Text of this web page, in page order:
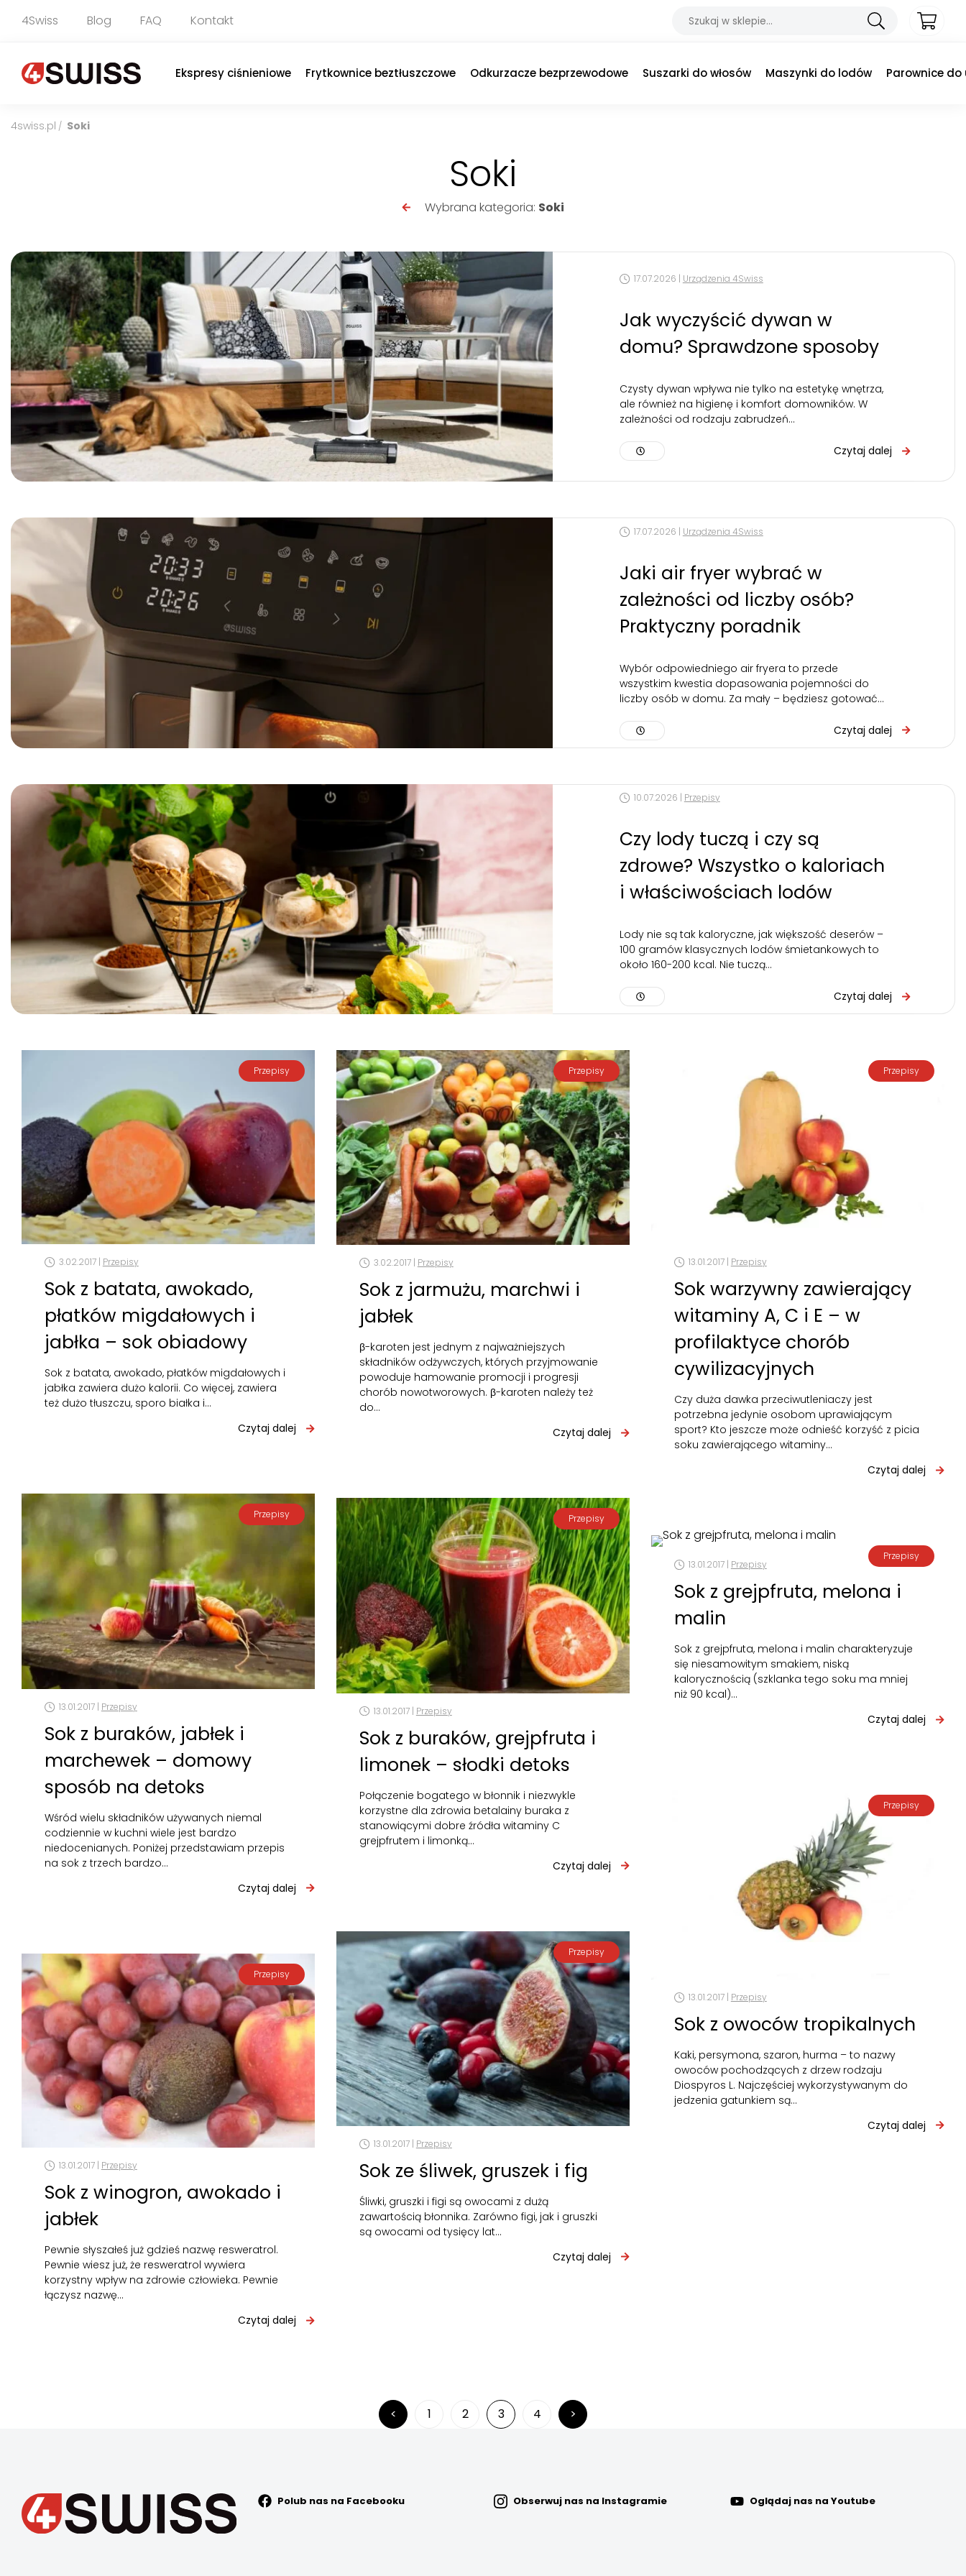
4Swiss Blog FAQ Kontakt
Ekspresy ciśnieniowe Frytkownice beztłuszczowe Odkurzacze bezprzewodowe Suszarki do włosów Maszynki do lodów Parownice
4swiss.pl / Soki
Soki
Wybrana kategoria: Soki
17.07.2026 | Urządzenia 4Swiss
Jak wyczyścić dywan w
domu? Sprawdzone sposoby
Czysty dywan wpływa nie tylko na estetykę wnętrza,
ale również na higienę i komfort domowników. W
zależności od rodzaju zabrudzeń…
Czytaj dalej
17.07.2026 | Urządzenia 4Swiss
Jaki air fryer wybrać w
zależności od liczby osób?
Praktyczny poradnik
Wybór odpowiedniego air fryera to przede
wszystkim kwestia dopasowania pojemności do
liczby osób w domu. Za mały – będziesz gotować…
Czytaj dalej
10.07.2026 | Przepisy
Czy lody tuczą i czy są
zdrowe? Wszystko o kaloriach
i właściwościach lodów
Lody nie są tak kaloryczne, jak większość deserów –
100 gramów klasycznych lodów śmietankowych to
około 160-200 kcal. Nie tuczą…
Czytaj dalej
Przepisy
3.02.2017 | Przepisy
Sok z batata, awokado,
płatków migdałowych i
jabłka – sok obiadowy
Sok z batata, awokado, płatków migdałowych i
jabłka zawiera dużo kalorii. Co więcej, zawiera
też dużo tłuszczu, sporo białka i…
Czytaj dalej
Przepisy
3.02.2017 | Przepisy
Sok z jarmużu, marchwi i
jabłek
β-karoten jest jednym z najważniejszych
składników odżywczych, których przyjmowanie
powoduje hamowanie promocji i progresji
chorób nowotworowych. β-karoten należy też
do…
Czytaj dalej
Przepisy
13.01.2017 | Przepisy
Sok warzywny zawierający
witaminy A, C i E – w
profilaktyce chorób
cywilizacyjnych
Czy duża dawka przeciwutleniaczy jest
potrzebna jedynie osobom uprawiającym
sport? Kto jeszcze może odnieść korzyść z picia
soku zawierającego witaminy…
Czytaj dalej
Przepisy
13.01.2017 | Przepisy
Sok z buraków, jabłek i
marchewek – domowy
sposób na detoks
Wśród wielu składników używanych niemal
codziennie w kuchni wiele jest bardzo
niedocenianych. Poniżej przedstawiam przepis
na sok z trzech bardzo…
Czytaj dalej
Przepisy
13.01.2017 | Przepisy
Sok z buraków, grejpfruta i
limonek – słodki detoks
Połączenie bogatego w błonnik i niezwykle
korzystne dla zdrowia betalainy buraka z
stanowiącymi dobre źródła witaminy C
grejpfrutem i limonką…
Czytaj dalej
Przepisy
13.01.2017 | Przepisy
Sok z grejpfruta, melona i
malin
Sok z grejpfruta, melona i malin charakteryzuje
się niesamowitym smakiem, niską
kalorycznością (szklanka tego soku ma mniej
niż 90 kcal)…
Czytaj dalej
Przepisy
13.01.2017 | Przepisy
Sok z winogron, awokado i
jabłek
Pewnie słyszałeś już gdzieś nazwę resweratrol.
Pewnie wiesz już, że resweratrol wywiera
korzystny wpływ na zdrowie człowieka. Pewnie
łączysz nazwę…
Czytaj dalej
Przepisy
13.01.2017 | Przepisy
Sok ze śliwek, gruszek i fig
Śliwki, gruszki i figi są owocami z dużą
zawartością błonnika. Zarówno figi, jak i gruszki
są owocami od tysięcy lat…
Czytaj dalej
Przepisy
13.01.2017 | Przepisy
Sok z owoców tropikalnych
Kaki, persymona, szaron, hurma – to nazwy
owoców pochodzących z drzew rodzaju
Diospyros L. Najczęściej wykorzystywanym do
jedzenia gatunkiem są…
Czytaj dalej
Stronicowanie
wpisów
< 1 2 3 4 >
Polub nas na Facebooku Obserwuj nas na Instagramie Oglądaj nas na Youtube